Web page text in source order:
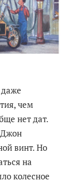
чем
нет дат.
Джон
винт. Но
на
колесное